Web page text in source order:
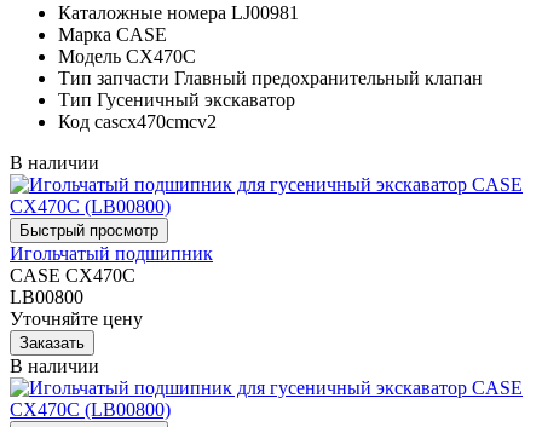
Каталожные номера LJ00981
Марка CASE
Модель CX470C
Тип запчасти Главный предохранительный клапан
Тип Гусеничный экскаватор
Код cascx470cmcv2
В наличии
Игольчатый подшипник
CASE CX470C
LB00800
Уточняйте цену
В наличии